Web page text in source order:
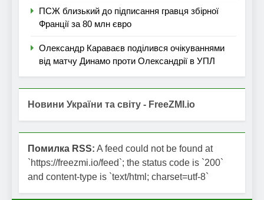
ПСЖ близький до підписання гравця збірної
Франції за 80 млн євро
Олександр Караваєв поділився очікуваннями
від матчу Динамо проти Олександрії в УПЛ
Новини України та світу - FreeZMI.io
Помилка RSS: A feed could not be found at
`https://freezmi.io/feed`; the status code is `200`
and content-type is `text/html; charset=utf-8`